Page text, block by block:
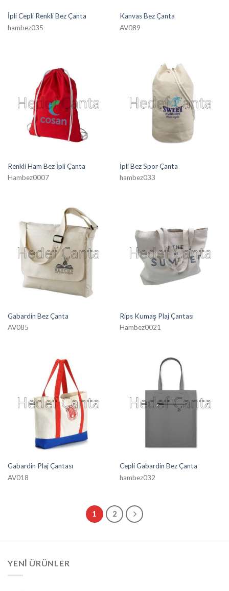
İpli Cepli Renkli Bez Çanta
hambez035
Kanvas Bez Çanta
AV089
Renkli Ham Bez İpli Çanta
Hambez0007
İpli Bez Spor Çanta
hambez033
Gabardin Bez Çanta
AV085
Rips Kumaş Plaj Çantası
Hambez0021
Gabardin Plaj Çantası
AV018
Cepli Gabardin Bez Çanta
hambez032
1 2
YENI ÜRÜNLER